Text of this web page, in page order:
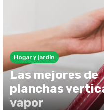
Hogar y jardín
Las mejores de
planchas
vapor